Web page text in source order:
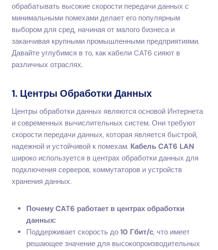
обрабатывать высокие скорости передачи данных с
минимальными помехами делает его популярным
выбором для сред, начиная от малого бизнеса и
заканчивая крупными промышленными предприятиями.
Давайте углубимся в то, как кабели CAT6 сияют в
различных отраслях.
1. Центры Обработки Данных
Центры обработки данных являются основой Интернета
и современных вычислительных систем. Они требуют
скорости передачи данных, которая является быстрой,
надежной и устойчивой к помехам. Кабель CAT6 LAN
широко используется в центрах обработки данных для
подключения серверов, коммутаторов и устройств
хранения данных.
Почему CAT6 работает в центрах обработки
данных:
Поддерживает скорость до 10 Гбит/с, что имеет
решающее значение для высокопроизводительных